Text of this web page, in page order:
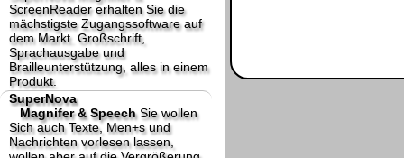
ScreenReader erhalten Sie die
mächstigste Zugangssoftware auf
dem Markt. Großschrift,
Sprachausgabe und
Brailleunterstützung, alles in einem
Produkt.
SuperNova
Magnifer & SpeechSie wollen
Sich auch Texte, Men+s und
Nachrichten vorlesen lassen,